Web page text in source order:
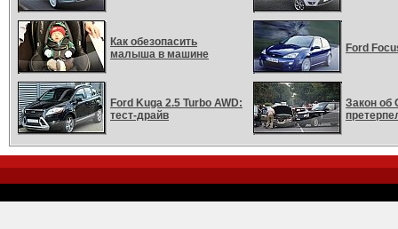
Как обезопасить
малыша в машине
Ford Kuga 2.5 Turbo AWD:
тест-драйв
Ford
Закон